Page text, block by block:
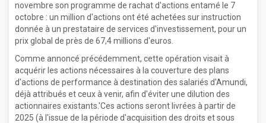
novembre son programme de rachat d'actions entamé le 7
octobre : un million d'actions ont été achetées sur instruction
donnée à un prestataire de services d'investissement, pour un
prix global de près de 67,4 millions d'euros.
Comme annoncé précédemment, cette opération visait à
acquérir les actions nécessaires à la couverture des plans
d'actions de performance à destination des salariés d'Amundi,
déjà attribués et ceux à venir, afin d'éviter une dilution des
actionnaires existants.'Ces actions seront livrées à partir de
2025 (à l'issue de la période d'acquisition des droits et sous